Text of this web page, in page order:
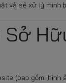
và sẽ xử lý minh
Sở
(bao gồm: hình